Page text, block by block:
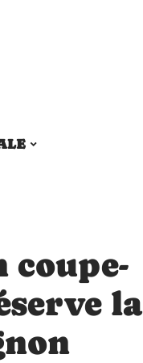
coupe-
la